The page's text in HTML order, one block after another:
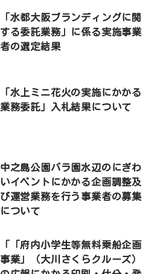
「水都大阪ブランディングに関
する委託業務」に係る実施事業
者の選定結果
「水上ミニ花火の実施にかかる
業務委託」入札結果について
中之島公園バラ園水辺のにぎわ
いイベントにかかる企画調整及
び運営業務を行う事業者の募集
について
「「府内小学生等無料乗船企画
事業」（大川さくらクルーズ）